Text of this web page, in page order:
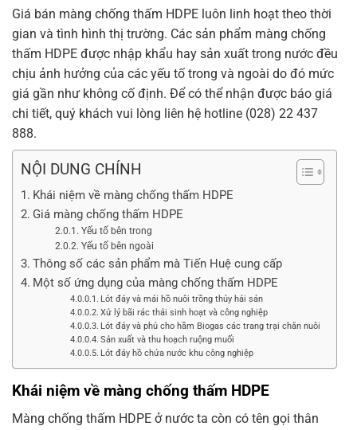
Giá bán màng chống thấm HDPE luôn linh hoạt theo thời
gian và tình hình thị trường. Các sản phẩm màng chống
thấm HDPE được nhập khẩu hay sản xuất trong nước đều
chịu ảnh hưởng của các yếu tố trong và ngoài do đó mức
giá gần như không cố định. Để có thể nhận được báo giá
chi tiết, quý khách vui lòng liên hệ hotline (028) 22 437
888.
NỘI DUNG CHÍNH
Khái niệm về màng chống thấm HDPE
Giá màng chống thấm HDPE
Yếu tố bên trong
Yếu tố bên ngoài
Thông số các sản phẩm mà Tiến Huệ cung cấp
Một số ứng dụng của màng chống thấm HDPE
Lót đáy và mái hồ nuôi trồng thủy hải sản
Xử lý bãi rác thải sinh hoạt và công nghiệp
Lót đáy và phủ cho hầm Biogas các trang trại chăn nuôi
Sản xuất và thu hoạch ruộng muối
Lót đáy hồ chứa nước khu công nghiệp
Khái niệm về màng chống thấm HDPE
Màng chống thấm HDPE ở nước ta còn có tên gọi thân